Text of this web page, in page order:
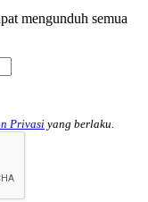
mengunduh semua
Privasi yang berlaku.